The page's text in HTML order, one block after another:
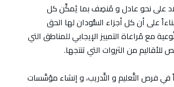
على نحو عادل و مُنصِف بما يُمكِّن كل
على أن كل أجزاء السُّودان لها الحق
مع مُراعاة التمييز الإيجابي للمناطق التي
من الثروات التي تنتجها.
في فرص التَّعليم و التَّدريب، و إنشاء مؤسَّسات